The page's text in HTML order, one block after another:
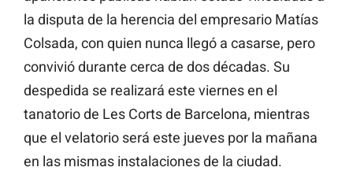
la disputa de la herencia del empresario Matías
Colsada, con quien nunca llegó a casarse, pero
convivió durante cerca de dos décadas. Su
despedida se realizará este viernes en el
tanatorio de Les Corts de Barcelona, mientras
que el velatorio será este jueves por la mañana
en las mismas instalaciones de la ciudad.